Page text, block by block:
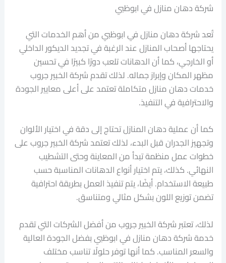
شركة دهان منازل في ابوظبي
تُعد شركة دهان منازل في ابوظبي من أهم الخدمات التي
يحتاجها أصحاب المنازل عند الرغبة في تجديد الديكور الداخلي
أو الخارجي، كما أن الدهانات تلعب دورًا كبيرًا في تحسين
مظهر المكان وإبراز جماله. لذلك تقدم شركة الخبير جروب
خدمات دهان منازل متكاملة تعتمد على أعلى معايير الجودة
والاحترافية في التنفيذ.
كما أن عملية دهان المنازل تحتاج إلى دقة في اختيار الألوان
وتجهيز الجدران قبل البدء، لذلك تعتمد شركة الخبير جروب على
خطوات عمل منظمة تبدأ من المعاينة وحتى التشطيب
النهائي. كذلك، يتم اختيار أنواع الدهانات المناسبة حسب
طبيعة الاستخدام. أيضًا، يتم تنفيذ العمل بطريقة احترافية
تضمن توزيع اللون بشكل مثالي ومتناسق.
لذلك، تعتبر شركة الخبير جروب من أفضل الشركات التي تقدم
خدمة شركة دهان منازل في ابوظبي بفضل الجودة العالية
والسعر المناسب. كما أنها توفر حلولًا تناسب مختلف